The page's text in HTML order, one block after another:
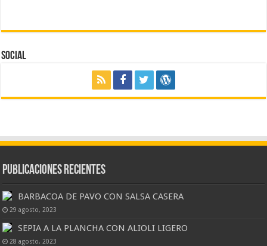
Social
Publicaciones Recientes
BARBACOA DE PAVO CON SALSA CASERA
29 agosto, 2023
SEPIA A LA PLANCHA CON ALIOLI LIGERO
28 agosto, 2023